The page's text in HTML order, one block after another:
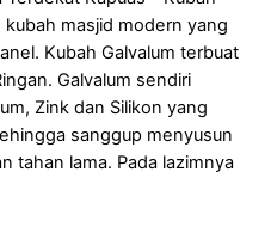
kubah masjid modern yang
Kubah Galvalum terbuat
Galvalum sendiri
Zink dan Silikon yang
sanggup menyusun
tahan lama. Pada lazimnya